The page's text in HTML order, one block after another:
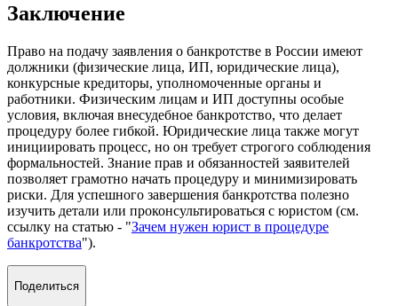
Заключение
Право на подачу заявления о банкротстве в России имеют
должники (физические лица, ИП, юридические лица),
конкурсные кредиторы, уполномоченные органы и
работники. Физическим лицам и ИП доступны особые
условия, включая внесудебное банкротство, что делает
процедуру более гибкой. Юридические лица также могут
инициировать процесс, но он требует строгого соблюдения
формальностей. Знание прав и обязанностей заявителей
позволяет грамотно начать процедуру и минимизировать
риски. Для успешного завершения банкротства полезно
изучить детали или проконсультироваться с юристом (см.
ссылку на статью - "Зачем нужен юрист в процедуре
банкротства").
Поделиться